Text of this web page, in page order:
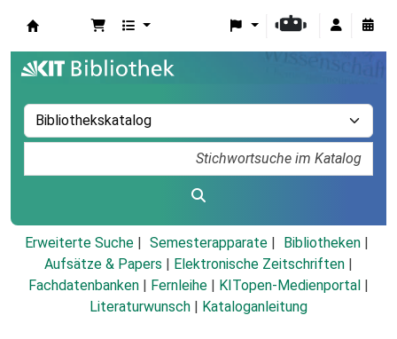
Erweiterte Suche Semesterapparate
Bibliotheken
Aufsätze & Papers
Elektronische Zeitschriften
Fachdatenbanken
Fernleihe KITopen-Medienportal
Literaturwunsch
Kataloganleitung